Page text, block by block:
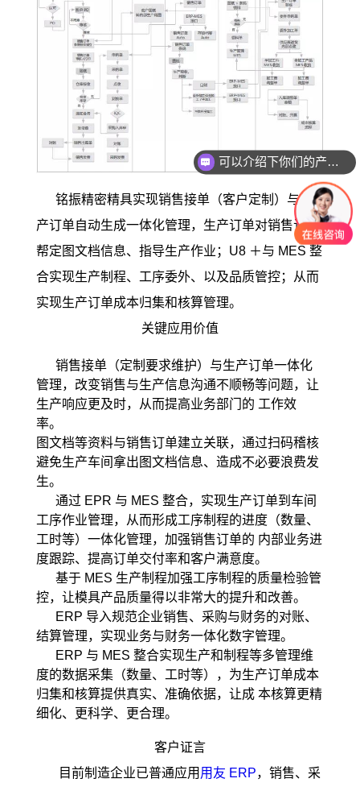
铭振精密精具实现销售接单（客户定制）与生
产订单自动生成一体化管理，生产订单对销售订单
帮定图文档信息、指导生产作业；U8 ＋与 MES 整
合实现生产制程、工序委外、以及品质管控；从而
实现生产订单成本归集和核算管理。
关键应用价值
销售接单（定制要求维护）与生产订单一体化
管理，改变销售与生产信息沟通不顺畅等问题，让
生产响应更及时，从而提高业务部门的 工作效
率。
图文档等资料与销售订单建立关联，通过扫码稽核
避免生产车间拿出图文档信息、造成不必要浪费发
生。
通过 EPR 与 MES 整合，实现生产订单到车间
工序作业管理，从而形成工序制程的进度（数量、
工时等）一体化管理，加强销售订单的 内部业务进
度跟踪、提高订单交付率和客户满意度。
基于 MES 生产制程加强工序制程的质量检验管
控，让模具产品质量得以非常大的提升和改善。
ERP 导入规范企业销售、采购与财务的对账、
结算管理，实现业务与财务一体化数字管理。
ERP 与 MES 整合实现生产和制程等多管理维
度的数据采集（数量、工时等），为生产订单成本
归集和核算提供真实、准确依据，让成 本核算更精
细化、更科学、更合理。
客户证言
目前制造企业已普通应用 用友 ERP，销售、采
可以介绍下你们的产品么？